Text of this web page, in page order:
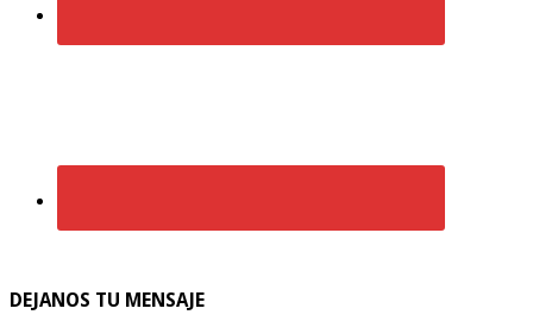
DEJANOS TU MENSAJE